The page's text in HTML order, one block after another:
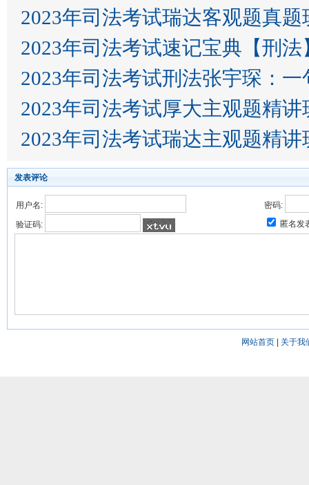
2023年司法考试瑞达客观题真
2023年司法考试速记宝典【刑法
2023‎年司法考试刑法张宇琛：
2023年司法考试厚大主观题精
2023年司法考试瑞达主观题精
发表评论
用户名:
密码:
验证码:
匿名发
网站首页| 关于我